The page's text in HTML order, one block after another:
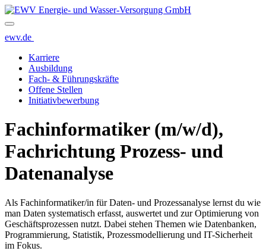
ewv.de
Karriere
Ausbildung
Fach- & Führungskräfte
Offene Stellen
Initiativbewerbung
Fachinformatiker­ (m/w/d),
Fachrichtung­ Prozess- und
Daten­analyse
Als Fachinformatiker/in für Daten- und Prozessanalyse lernst du wie
man Daten systematisch erfasst, auswertet und zur Optimierung von
Geschäftsprozessen nutzt. Dabei stehen Themen wie Datenbanken,
Programmierung, Statistik, Prozessmodellierung und IT-Sicherheit
im Fokus.